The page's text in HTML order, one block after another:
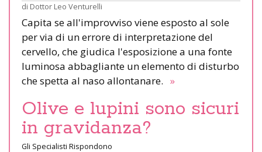
di Dottor Leo Venturelli
Capita se all'improvviso viene esposto al sole
per via di un errore di interpretazione del
cervello, che giudica l'esposizione a una fonte
luminosa abbagliante un elemento di disturbo
che spetta al naso allontanare. »
Olive e lupini sono sicuri
in gravidanza?
Gli Specialisti Rispondono